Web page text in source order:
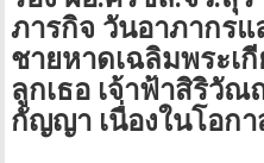
ภารกิจ วันอาภากรแ
ชายหาดเฉลิมพระเ
ลูกเธอ เจ้าฟ้าสิริวั
กัญญา เนื่องในโอก